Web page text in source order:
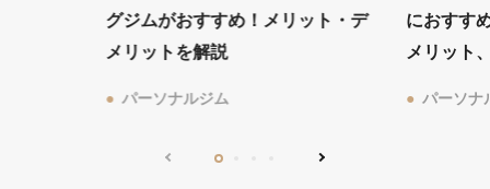
グジムがおすすめ！メリット・デ
メリットを解説
パーソナルジム
におすす
メリット
パーソナ